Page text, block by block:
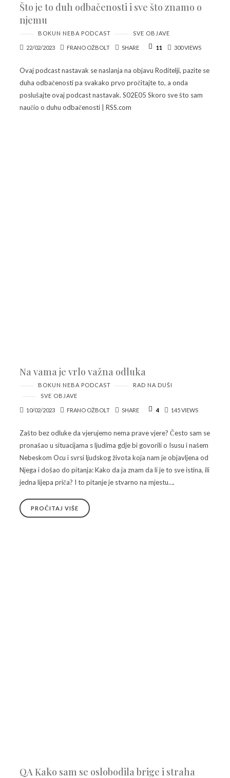
Što je to duh odbačenosti i sve što znamo o
njemu
BOKUN NEBA PODCAST SVE OBJAVE
22/02/2023 FRANO OŽBOLT SHARE 11 300 VIEWS
Ovaj podcast nastavak se naslanja na objavu Roditelji, pazite se
duha odbačenosti pa svakako prvo pročitajte to, a onda
poslušajte ovaj podcast nastavak. S02E05 Skoro sve što sam
naučio o duhu odbačenosti | RSS.com
Na vama je vrlo važna odluka
BOKUN NEBA PODCAST
RAD NA DUŠI
SVE OBJAVE
10/02/2023 FRANO OŽBOLT SHARE 4 145 VIEWS
Zašto bez odluke da vjerujemo nema prave vjere? Često sam se
pronašao u situacijama s ljudima gdje bi govorili o Isusu i našem
Nebeskom Ocu i svrsi ljudskog života koja nam je objavljena od
Njega i došao do pitanja: Kako da ja znam da li je to sve istina, ili
jedna lijepa priča? I to pitanje je stvarno na mjestu….
PROČITAJ VIŠE
QA Kako sam se oslobodila brige i straha